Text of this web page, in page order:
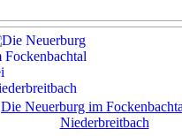
Die Neuerburg im
Niederbreitbach